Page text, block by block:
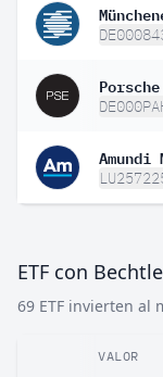
ETF con
69 ETF invierten al
VALOR